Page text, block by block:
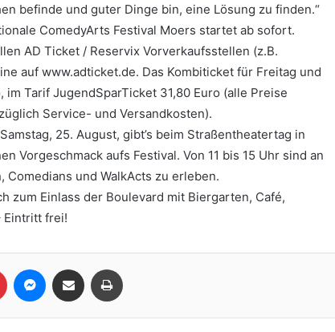
befinde und guter Dinge bin, eine Lösung zu finden.“
ComedyArts Festival Moers startet ab sofort.
AD Ticket / Reservix Vorverkaufsstellen (z.B.
auf www.adticket.de. Das Kombiticket für Freitag und
im Tarif JugendSparTicket 31,80 Euro (alle Preise
Service- und Versandkosten).
25. August, gibt’s beim Straßentheatertag in
Vorgeschmack aufs Festival. Von 11 bis 15 Uhr sind an
und WalkActs zu erleben.
zum Einlass der Boulevard mit Biergarten, Café,
Eintritt frei!
Pinterest Messenger
Teile per E-Mail